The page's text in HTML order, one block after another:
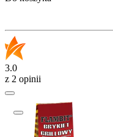
3.0
z 2 opinii